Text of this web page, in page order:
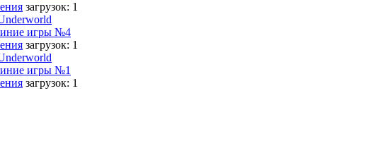
загрузок: 1
игры №4
загрузок: 1
игры №1
загрузок: 1